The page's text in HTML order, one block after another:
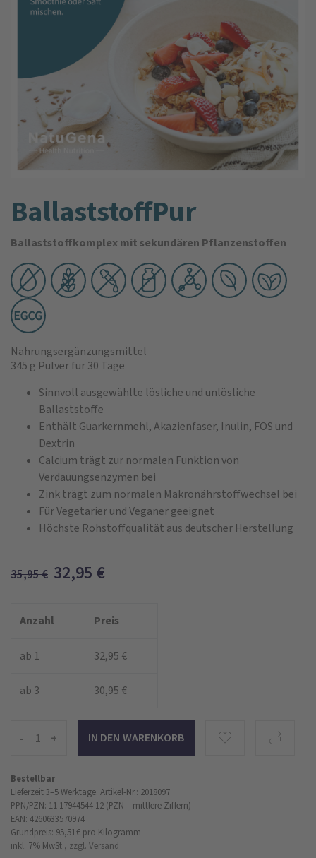
BallaststoffPur
Ballaststoffkomplex mit sekundären Pflanzenstoffen
Nahrungsergänzungsmittel
345 g Pulverfür 30 Tage
Sinnvoll ausgewählte lösliche und unlösliche
Ballaststoffe
Enthält Guarkernmehl, Akazienfaser, Inulin, FOS und
Dextrin
Calcium trägt zur normalen Funktion von
Verdauungsenzymen bei
Zink trägt zum normalen Makronährstoffwechsel bei
Für Vegetarier und Veganer geeignet
Höchste Rohstoffqualität aus deutscher Herstellung
35,95€ 32,95 €
Anzahl Preis
ab 1 32,95 €
ab 3 30,95 €
- +
Bestellbar
Lieferzeit 3–5 Werktage. Artikel-Nr.: 2018097
PPN/PZN: 11 17944544 12 (PZN = mittlere Ziffern)
EAN: 4260633570974
Grundpreis: 95,51 € pro Kilogramm
inkl. 7% MwSt., zzgl. Versand